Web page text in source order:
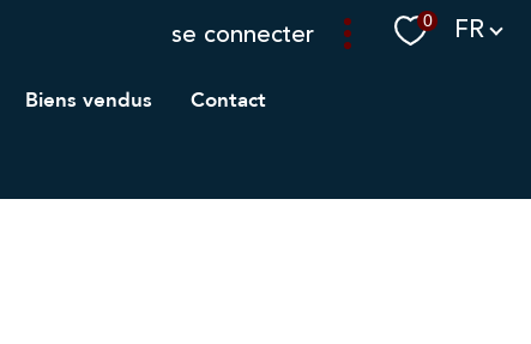
se connecter 0 Langue
FR
biens vendus contact